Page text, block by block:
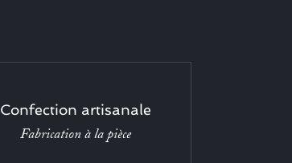
Confection artisanale
Fabrication à la pièce